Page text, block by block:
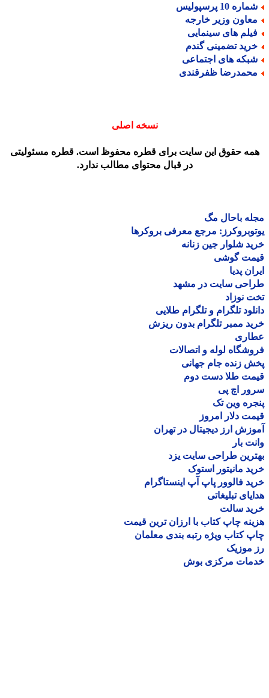
10 پرسپولیس
وزیر خارجه
های سینمایی
تضمینی گندم
های اجتماعی
ظفرقندی
نسخه اصلی
حقوق این سایت برای قطره محفوظ است. قطره مسئولیتی
در قبال محتوای مطالب ندارد.
باحال مگ
مرجع معرفی بروکرها
شلوار جین زنانه
گوشی
پدیا
سایت در مشهد
نوزاد
تلگرام و تلگرام طلایی
ممبر تلگرام بدون ریزش
لوله و اتصالات
زنده جام جهانی
طلا دست دوم
اچ پی
وین تک
دلار امروز
ارز دیجیتال در تهران
بار
طراحی سایت یزد
مانیتور استوک
فالوور پاپ آپ اینستاگرام
تبلیغاتی
سالت
چاپ کتاب با ارزان ترین قیمت
کتاب ویژه رتبه بندی معلمان
موزیک
مرکزی بوش